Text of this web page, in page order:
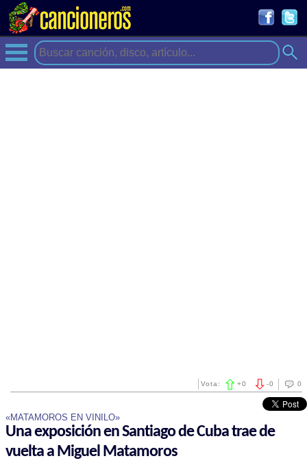
0
-0
Vota: +0
«MATAMOROS EN VINILO»
Una exposición en Santiago de Cuba trae de
vuelta a Miguel Matamoros